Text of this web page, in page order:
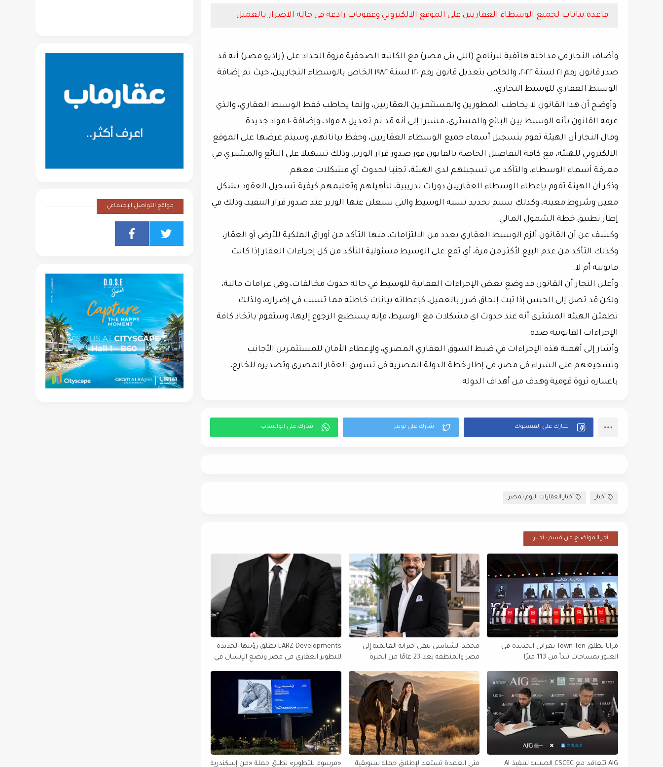
قاعدة بيانات لجميع الوسطاء العقاريين على الموقع الالكتروني وعقوبات رادعة فى حالة الاضرار بالعميل
وأضاف النجار في مداخلة هاتفية لبرنامج (اللي بنى مصر) مع الكاتبة الصحفية مروة الحداد على (راديو مصر) أنه قد
صدر قانون رقم ٢١ لسنة ٢٠٢٢، والخاص بتعديل قانون رقم ١٢٠ لسنة ١٩٨٢ الخاص بالوسطاء التجاريين، حيث تم إضافة
الوسيط العقاري للوسيط التجاري.
وأوضح أن هذا القانون لا يخاطب المطورين والمستثمرين العقاريين، وإنما يخاطب فقط الوسيط العقاري، والذي
عرفه القانون بأنه الوسيط بين البائع والمشتري، مشيرا إلى أنه قد تم تعديل ٨ مواد، وإضافة ١٠ مواد جديدة.
وقال النجار أن الهيئة تقوم بتسجيل أسماء جميع الوسطاء العقاريين، وحفظ بياناتهم، وسيتم عرضها على الموقع
الالكتروني للهيئة، مع كافة التفاصيل الخاصة بالقانون فور صدور قرار الوزير، وذلك تسهيلا على البائع والمشتري في
معرفة أسماء الوسطاء، والتأكد من تسجيلهم لدى الهيئة، تجنبا لحدوث أي مشكلات معهم.
وذكر أن الهيئة تقوم بإعطاء الوسطاء العقاريين دورات تدريبية، لتأهيلهم وتعليمهم كيفية تسجيل العقود بشكل
معين وشروط معينة، وكذلك سيتم تحديد نسبة الوسيط والتي سيعلن عنها الوزير عند صدور قرار التنفيذ، وذلك في
إطار تطبيق خطة الشمول المالي.
وكشف عن أن القانون ألزم الوسيط العقاري بعدد من الالتزامات، منها التأكد من أوراق الملكية للأرض أو العقار،
وكذلك التأكد من عدم البيع لأكثر من مرة، أي تقع على الوسيط مسئولية التأكد من كل إجراءات العقار إذا كانت
قانونية أم لا.
وأعلن النجار أن القانون قد وضع بعض الإجراءات العقابية للوسيط في حالة حدوث مخالفات، وهي غرامات مالية،
ولكن قد تصل إلى الحبس إذا ثبت إلحاق ضرر بالعميل، كإعطائه بيانات خاطئة مما تسبب في إضراره، ولذلك
تطمئن الهيئة المشتري أنه عند حدوث اي مشكلات مع الوسيط، فإنه يستطيع الرجوع إليها، وستقوم باتخاذ كافة
الإجراءات القانونية ضده.
وأشار إلى أهمية هذه الإجراءات في ضبط السوق العقاري المصري، ولإعطاء الأمان للمستثمرين الأجانب
وتشجيعهم على الشراء في مصر، في إطار خطة الدولة المصرية في تسويق العقار المصري وتصديره للخارج،
باعتباره ثروة قومية وهدف من أهداف الدولة.
أخبار أخبار العقارات اليوم بمصر
أخر المواضيع من قسم : أخبار
مزايا تطلق Town Ten بعرابي الجديدة في
العبور بمساحات تبدأ من 113 مترًا
محمد الشباسي ينقل خبراته العالمية إلى
مصر والمنطقة بعد 23 عامًا من الخبرة
LARZ Developments تطلق رؤيتها الجديدة
للتطوير العقاري في مصر وتضع الإنسان في
AIG تتعاقد مع CSCEC الصينية لتنفيذ AI منى العمدة تستعد لإطلاق حملة تسويقية «مرسوم للتطوير» تطلق حملة «من إسكندرية
مواقع التواصل الإجتماعي